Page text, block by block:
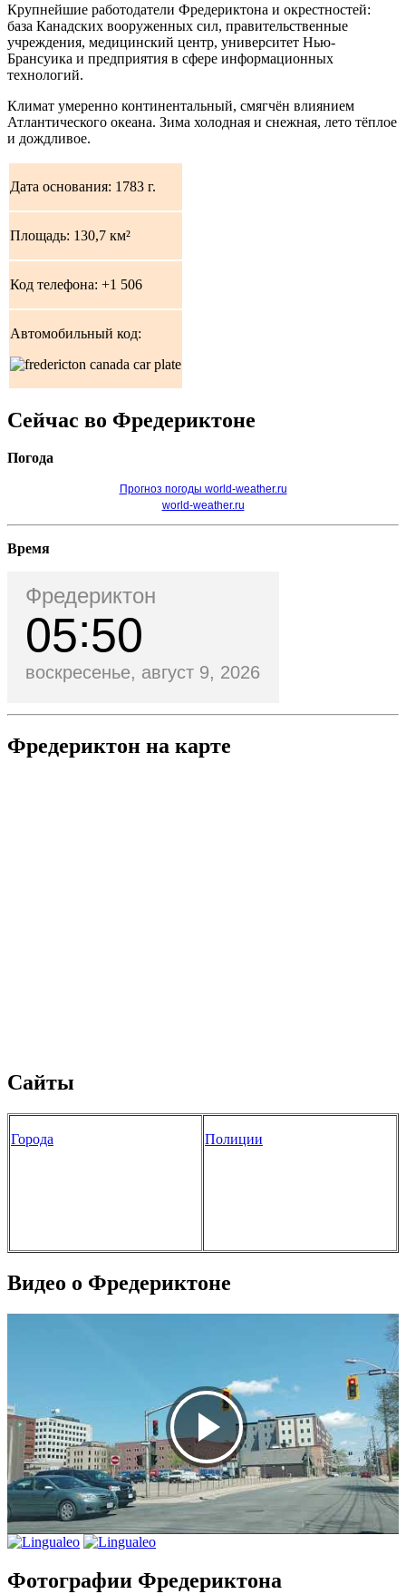
Крупнейшие работодатели Фредериктона и окрестностей:
база Канадских вооруженных сил, правительственные
учреждения, медицинский центр, университет Нью-
Брансуика и предприятия в сфере информационных
технологий.
Климат умеренно континентальный, смягчён влиянием
Атлантического океана. Зима холодная и снежная, лето тёплое
и дождливое.
Дата основания: 1783 г.
Площадь: 130,7 км²
Код телефона: +1 506
Автомобильный код:
Сейчас во Фредериктоне
Погода
Прогноз погоды world-weather.ru
world-weather.ru
Время
Фредериктон
05 50
воскресенье, август 9, 2026
Фредериктон на карте
Сайты
Города Полиции
Видео о Фредериктоне
Фотографии Фредериктона